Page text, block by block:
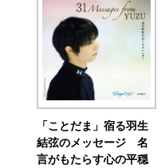
「ことだま」宿る羽生
結弦のメッセージ 名
言がもたらす心の平穏